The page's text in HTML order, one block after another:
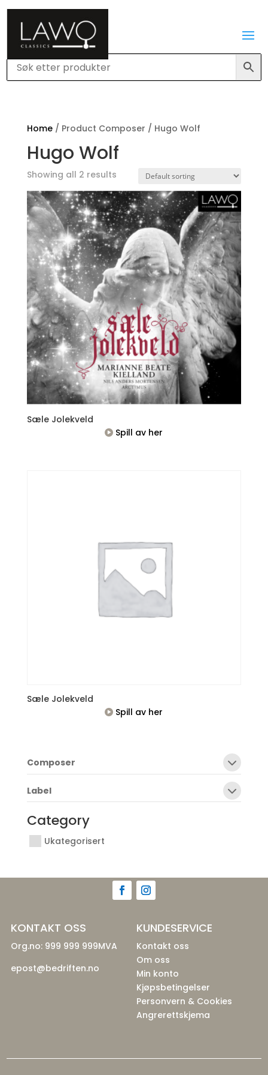
Home/ Product Composer / Hugo Wolf
Hugo Wolf
Showing all 2 results
Sæle Jolekveld
Spill av her
Sæle Jolekveld
Spill av her
Composer
Label
Category
Ukategorisert
KONTAKT OSS
Org.no: 999 999 999MVA
epost@bedriften.no
KUNDESERVICE
Kontakt oss
Om oss
Min konto
Kjøpsbetingelser
Personvern & Cookies
Angrerettskjema